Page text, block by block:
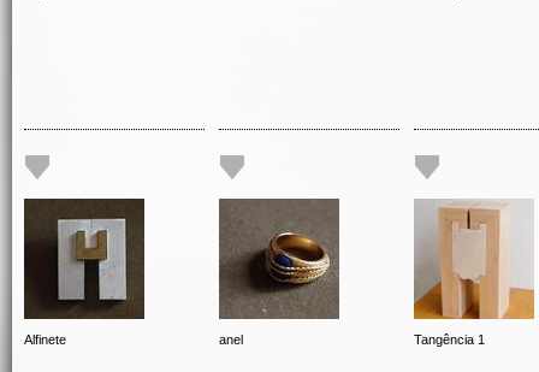
Alfinete anel Tangência 1